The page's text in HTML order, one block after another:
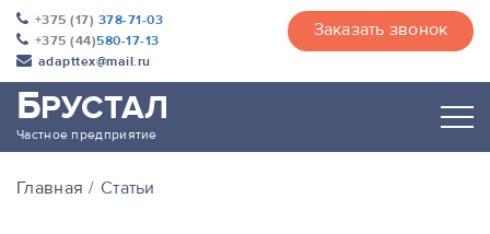
+375 (17) 378-71-03
+375 (44)580-17-13
adapttex@mail.ru
Заказать звонок
БРУСТАЛ
Частное предприятие
Главная Статьи